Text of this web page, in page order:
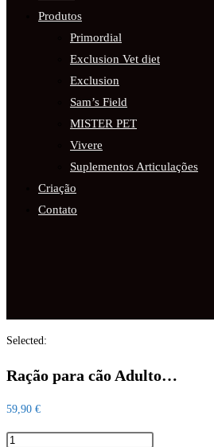
Produtos
Primordial
Exclusion Vet diet
Exclusion
Sam’s Field
MISTER PET
Vivere
Suplementos Articulações
Criação
Contato
Selected:
Ração para cão Adulto…
59,90 €
Quantidade